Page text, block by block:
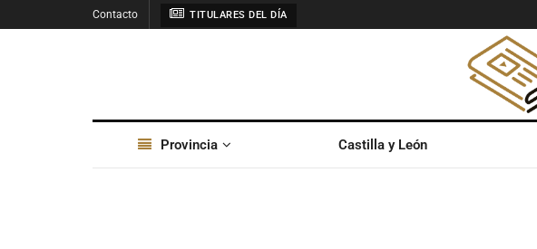
Contacto TITULARES DEL DÍA
Provincia Castilla y León